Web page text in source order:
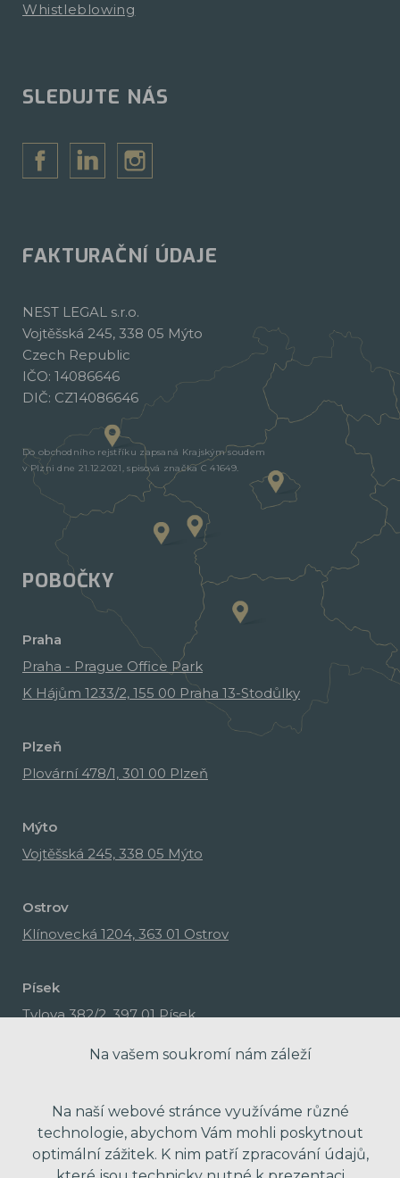
Whistleblowing
SLEDUJTE NÁS
FAKTURAČNÍ ÚDAJE
NEST LEGAL s.r.o.
Vojtěšská 245, 338 05 Mýto
Czech Republic
IČO: 14086646
DIČ: CZ14086646
Do obchodního rejstříku zapsaná Krajským soudem
v Plzni dne 21.12.2021, spisová značka C 41649.
POBOČKY
Praha
Praha - Prague Office Park
K Hájům 1233/2, 155 00 Praha 13-Stodůlky
Plzeň
Plovární 478/1, 301 00 Plzeň
Mýto
Vojtěšská 245, 338 05 Mýto
Ostrov
Klínovecká 1204, 363 01 Ostrov
Písek
Tylova 382/2, 397 01 Písek
Na vašem soukromí nám záleží
Na naší webové stránce využíváme různé
technologie, abychom Vám mohli poskytnout
optimální zážitek. K nim patří zpracování údajů,